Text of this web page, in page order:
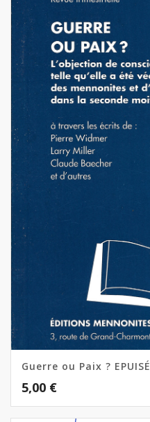
Guerre ou Paix ? EPUISÉ
5,00 €